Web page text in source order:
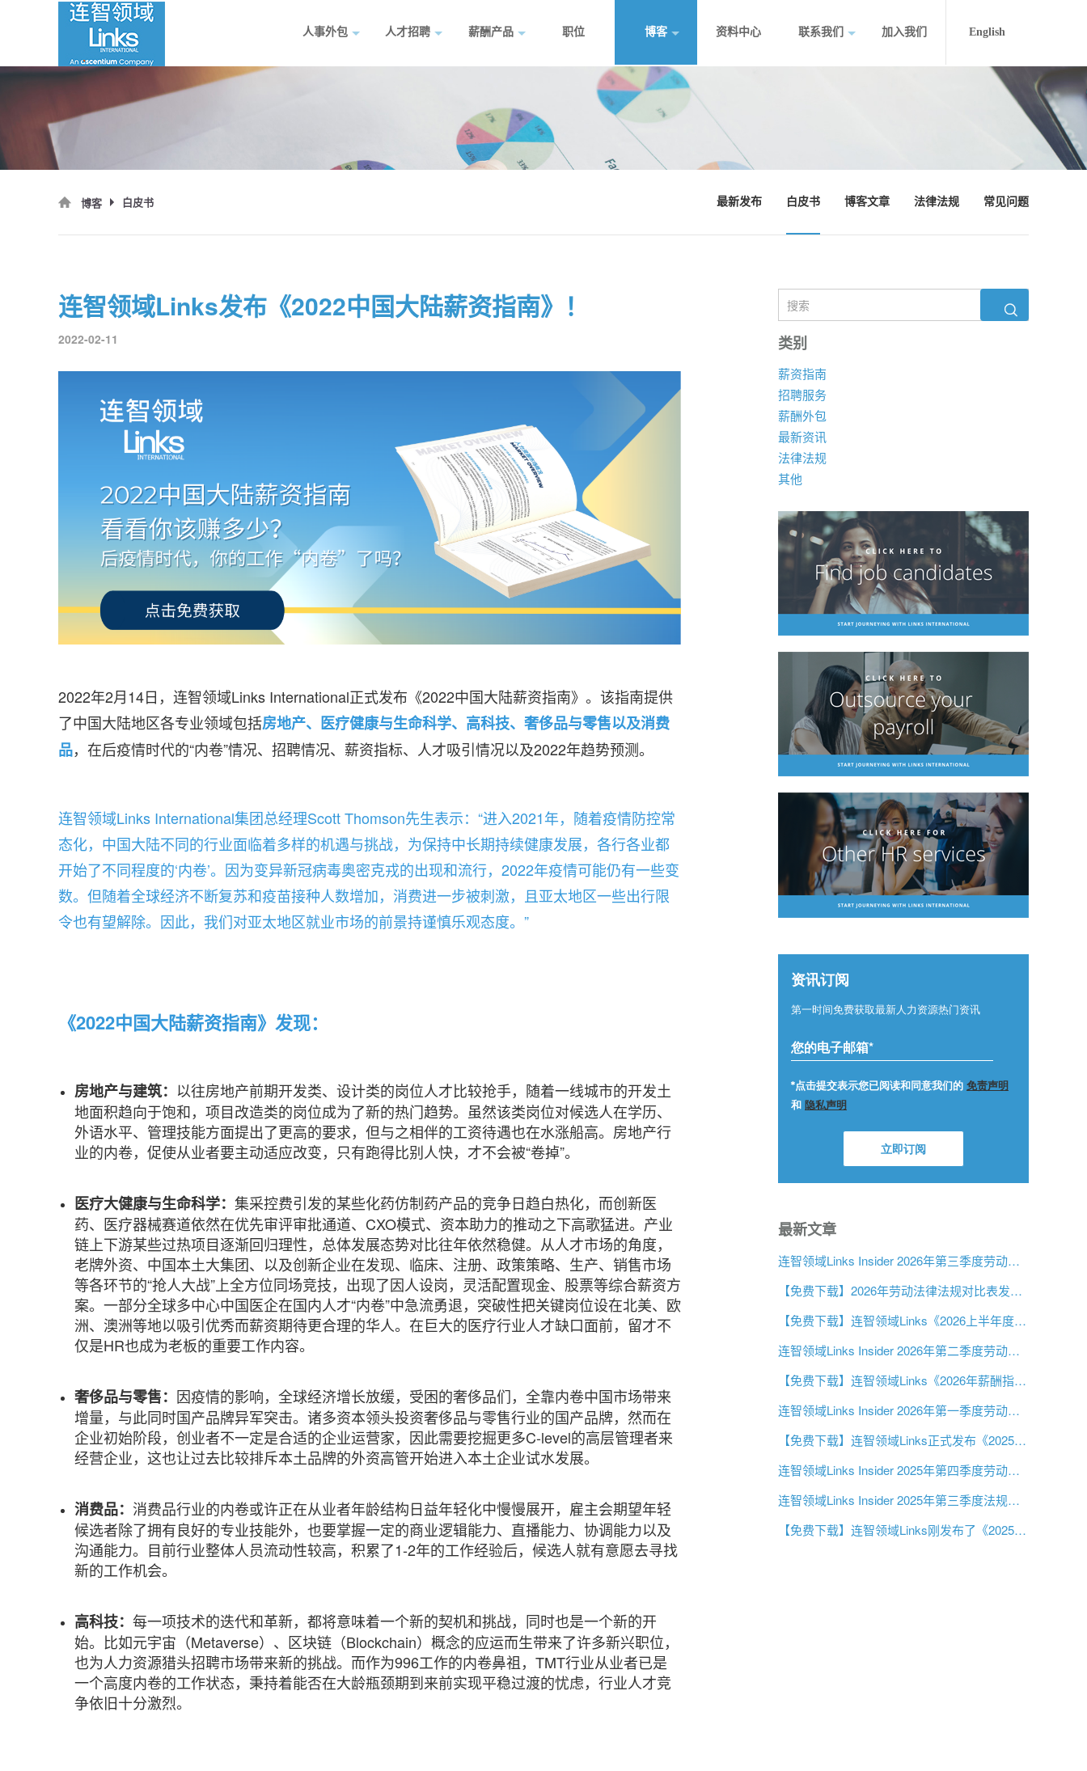
人事外包 人才招聘 薪酬产品 职位 博客 资料中心 联系我们 加入我们 English
博客 白皮书 最新发布 白皮书 博客文章 法律法规 常见问题
连智领域Links发布《2022中国大陆薪资指南》！
2022-02-11
2022年2月14日，连智领域Links International正式发布《2022中国大陆薪资指南》。该指南提供
了中国大陆地区各专业领域包括房地产、医疗健康与生命科学、高科技、奢侈品与零售以及消费
品，在后疫情时代的“内卷”情况、招聘情况、薪资指标、人才吸引情况以及2022年趋势预测。
连智领域Links International集团总经理Scott Thomson先生表示：“进入2021年，随着疫情防控常
态化，中国大陆不同的行业面临着多样的机遇与挑战，为保持中长期持续健康发展，各行各业都
开始了不同程度的‘内卷’。因为变异新冠病毒奥密克戎的出现和流行，2022年疫情可能仍有一些变
数。但随着全球经济不断复苏和疫苗接种人数增加，消费进一步被刺激，且亚太地区一些出行限
令也有望解除。因此，我们对亚太地区就业市场的前景持谨慎乐观态度。”
《2022中国大陆薪资指南》发现：
房地产与建筑： 以往房地产前期开发类、设计类的岗位人才比较抢手，随着一线城市的开发土
地面积趋向于饱和，项目改造类的岗位成为了新的热门趋势。虽然该类岗位对候选人在学历、
外语水平、管理技能方面提出了更高的要求，但与之相伴的工资待遇也在水涨船高。房地产行
业的内卷，促使从业者要主动适应改变，只有跑得比别人快，才不会被“卷掉”。
医疗大健康与生命科学： 集采控费引发的某些化药仿制药产品的竞争日趋白热化，而创新医
药、医疗器械赛道依然在优先审评审批通道、CXO模式、资本助力的推动之下高歌猛进。产业
链上下游某些过热项目逐渐回归理性，总体发展态势对比往年依然稳健。从人才市场的角度，
老牌外资、中国本土大集团、以及创新企业在发现、临床、注册、政策策略、生产、销售市场
等各环节的“抢人大战”上全方位同场竞技，出现了因人设岗，灵活配置现金、股票等综合薪资方
案。一部分全球多中心中国医企在国内人才“内卷”中急流勇退，突破性把关键岗位设在北美、欧
洲、澳洲等地以吸引优秀而薪资期待更合理的华人。在巨大的医疗行业人才缺口面前，留才不
仅是HR也成为老板的重要工作内容。
奢侈品与零售： 因疫情的影响，全球经济增长放缓，受困的奢侈品们，全靠内卷中国市场带来
增量，与此同时国产品牌异军突击。诸多资本领头投资奢侈品与零售行业的国产品牌，然而在
企业初始阶段，创业者不一定是合适的企业运营家，因此需要挖掘更多C-level的高层管理者来
经营企业，这也让过去比较排斥本土品牌的外资高管开始进入本土企业试水发展。
消费品： 消费品行业的内卷或许正在从业者年龄结构日益年轻化中慢慢展开，雇主会期望年轻
候选者除了拥有良好的专业技能外，也要掌握一定的商业逻辑能力、直播能力、协调能力以及
沟通能力。目前行业整体人员流动性较高，积累了1-2年的工作经验后，候选人就有意愿去寻找
新的工作机会。
高科技： 每一项技术的迭代和革新，都将意味着一个新的契机和挑战，同时也是一个新的开
始。比如元宇宙（Metaverse）、区块链（Blockchain）概念的应运而生带来了许多新兴职位，
也为人力资源猎头招聘市场带来新的挑战。而作为996工作的内卷鼻祖，TMT行业从业者已是
一个高度内卷的工作状态，秉持着能否在大龄瓶颈期到来前实现平稳过渡的忧虑，行业人才竞
争依旧十分激烈。
类别
薪资指南
招聘服务
薪酬外包
最新资讯
法律法规
其他
最新文章
连智领域Links Insider 2026年第三季度劳动法规更新
【免费下载】2026年劳动法律法规对比表发布：首次覆盖中东市场
【免费下载】连智领域Links《2026上半年度中国大陆劳动法指南》
连智领域Links Insider 2026年第二季度劳动法规更新
【免费下载】连智领域Links《2026年薪酬指南》正式推出！
连智领域Links Insider 2026年第一季度劳动法规更新
【免费下载】连智领域Links正式发布《2025第三季度中国大陆劳动法指南》！
连智领域Links Insider 2025年第四季度劳动法规更新
连智领域Links Insider 2025年第三季度法规更新
【免费下载】连智领域Links刚发布了《2025第二季度中国大陆劳动法指南》！